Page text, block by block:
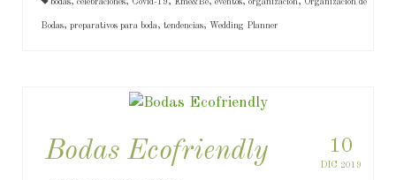
bodas, celebraciones, Covid-19 , Eme&Be, eventos, organización, Organizacion de
Bodas, preparativos para boda, tendencias, Wedding Planner
10
DIC 2019
Bodas Ecofriendly